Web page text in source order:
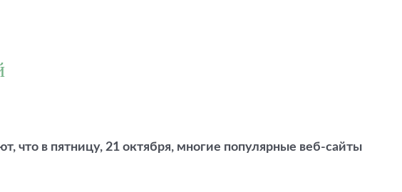
что в пятницу, 21 октября, многие популярные веб-сайты